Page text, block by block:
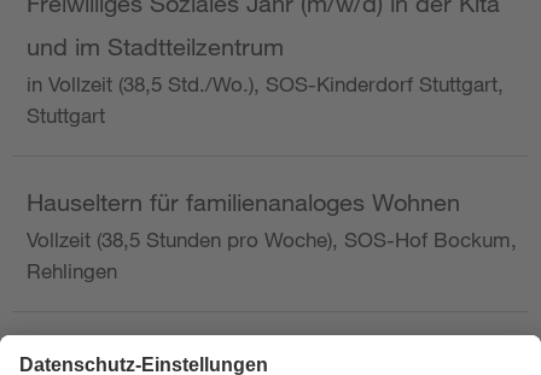
und im Stadtteilzentrum
in Vollzeit (38,5 Std./Wo.), SOS-Kinderdorf Stuttgart,
Stuttgart
Hauseltern für familienanaloges Wohnen
Vollzeit (38,5 Stunden pro Woche), SOS-Hof Bockum,
Rehlingen
Hauswirtschafterin / Köchin (m/w/d) als